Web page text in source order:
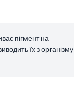
пігмент на
їх з організму